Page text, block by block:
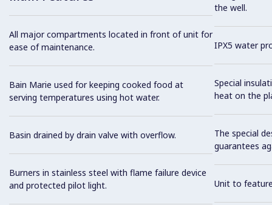
All major compartments located in front of unit for
ease of maintenance.
Bain Marie used for keeping cooked food at
serving temperatures using hot water.
Basin drained by drain valve with overflow.
Burners in stainless steel with flame failure device
and protected pilot light.
the well.
IPX5 water
Special
heat on the
The special
guarantees
Unit to